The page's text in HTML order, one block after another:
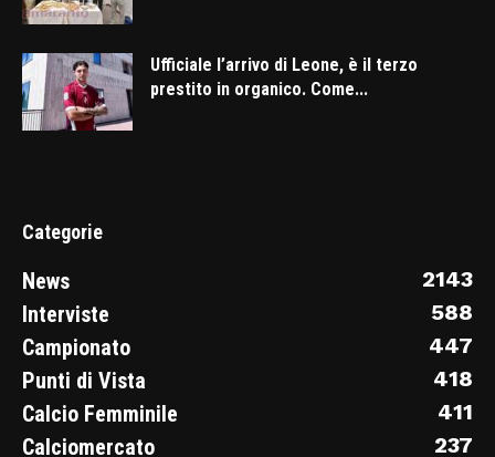
Ufficiale l’arrivo di Leone, è il terzo
prestito in organico. Come...
Categorie
News
2143
Interviste
588
Campionato
447
Punti di Vista
418
Calcio Femminile
411
Calciomercato
237